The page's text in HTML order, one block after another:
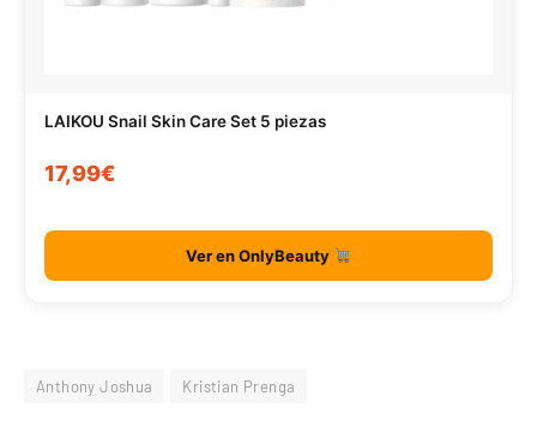
LAIKOU Snail Skin Care Set 5 piezas
17,99€
Ver en OnlyBeauty
Anthony Joshua Kristian Prenga